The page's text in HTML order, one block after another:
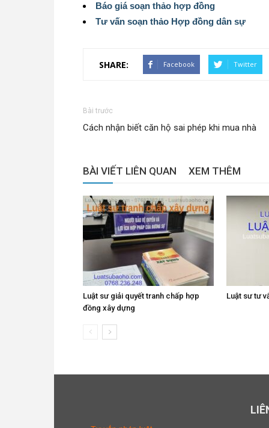
Báo giá soạn thảo hợp đồng
Tư vấn soạn thảo Hợp đồng dân sự
SHARE: Facebook Twitter
Bài trước
Cách nhận biết căn hộ sai phép khi mua nhà
BÀI VIẾT LIÊN QUAN XEM THÊM
Luật sư giải quyết tranh chấp hợp
đồng xây dựng
Luật sư tư